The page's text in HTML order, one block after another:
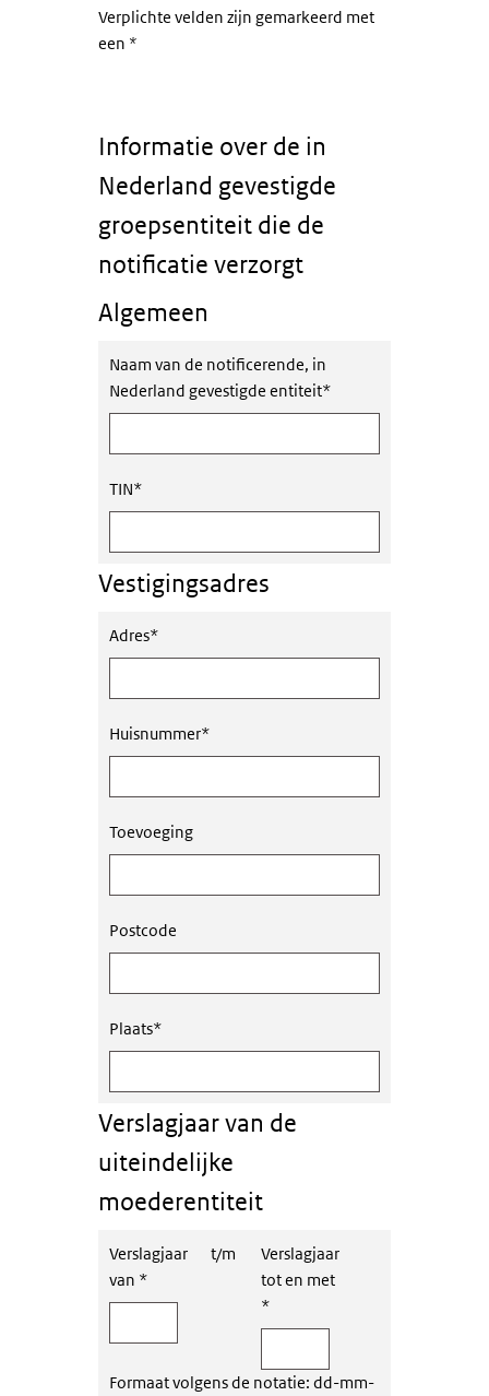
Verplichte velden zijn gemarkeerd met
een *
Informatie over de in
Nederland gevestigde
groepsentiteit die de
notificatie verzorgt
Algemeen
Naam van de notificerende, in
Nederland gevestigde entiteit*
TIN*
Vestigingsadres
Adres*
Huisnummer*
Toevoeging
Postcode
Plaats*
Verslagjaar van de
uiteindelijke
moederentiteit
Verslagjaar
van *
t/m
Verslagjaar
tot en met
*
Formaat volgens de notatie: dd-mm-